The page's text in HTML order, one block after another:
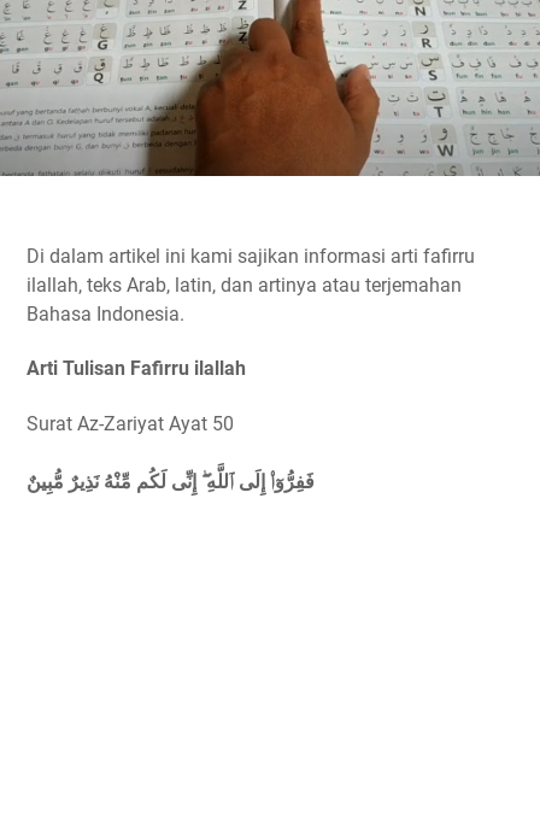
Di dalam artikel ini kami sajikan informasi arti fafirru
ilallah, teks Arab, latin, dan artinya atau terjemahan
Bahasa Indonesia.
Arti Tulisan Fafirru ilallah
Surat Az-Zariyat Ayat 50
فَفِرُّوٓا۟ إِلَى ٱللَّهِ ۖ إِنِّى لَكُم مِّنْهُ نَذِيرٌ مُّبِينٌ